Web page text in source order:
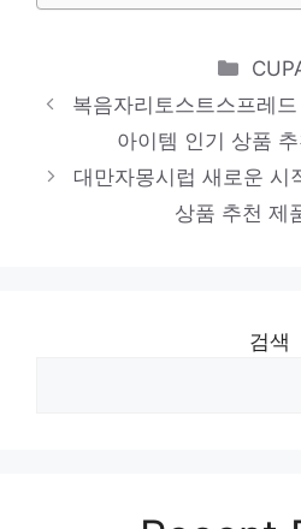
오넛티아몬
당신의 취향을 채워줄 아
제품
메론스프
새로운 시작, 새로운 아
제품
복음자리토스트스프레
아이템 인기 상품
대만자몽시럽 새로운 시
상품 추천 제
검색